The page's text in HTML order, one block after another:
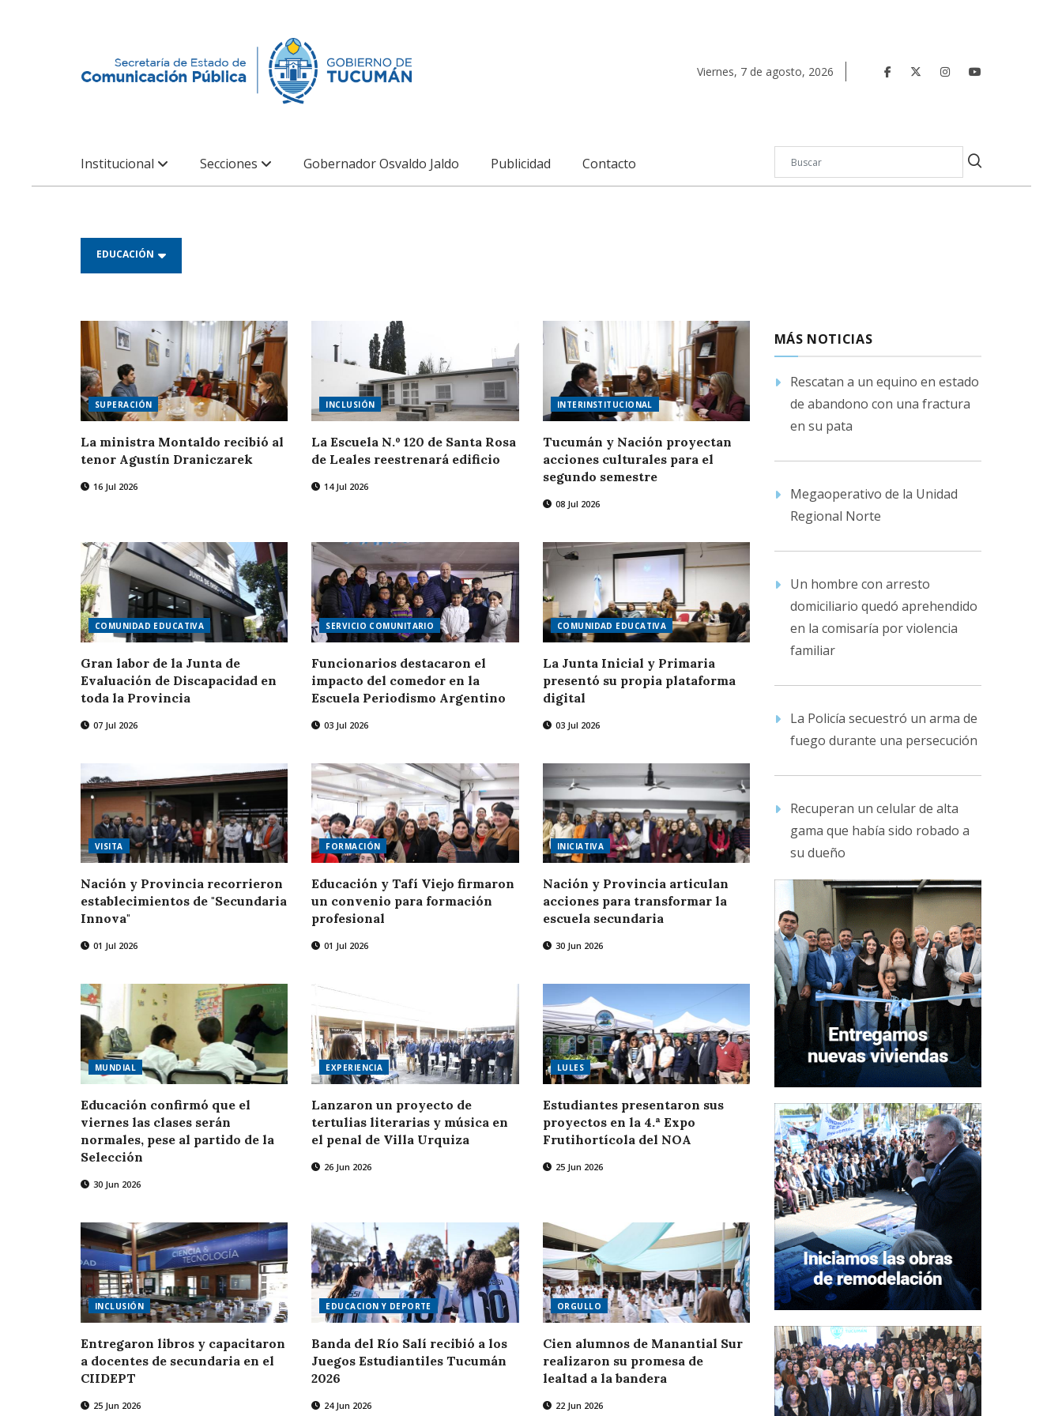
Viernes, 7 de agosto, 2026
Institucional Secciones Gobernador Osvaldo Jaldo Publicidad Contacto
EDUCACIÓN
SUPERACIÓN
La ministra Montaldo recibió al
tenor Agustín Draniczarek
16 Jul 2026
INCLUSIÓN
La Escuela N.º 120 de Santa Rosa
de Leales reestrenará edificio
14 Jul 2026
INTERINSTITUCIONAL
Tucumán y Nación proyectan
acciones culturales para el
segundo semestre
08 Jul 2026
COMUNIDAD EDUCATIVA
Gran labor de la Junta de
Evaluación de Discapacidad en
toda la Provincia
07 Jul 2026
SERVICIO COMUNITARIO
Funcionarios destacaron el
impacto del comedor en la
Escuela Periodismo Argentino
03 Jul 2026
COMUNIDAD EDUCATIVA
La Junta Inicial y Primaria
presentó su propia plataforma
digital
03 Jul 2026
VISITA
Nación y Provincia recorrieron
establecimientos de "Secundaria
Innova"
01 Jul 2026
FORMACIÓN
Educación y Tafí Viejo firmaron
un convenio para formación
profesional
01 Jul 2026
INICIATIVA
Nación y Provincia articulan
acciones para transformar la
escuela secundaria
30 Jun 2026
MUNDIAL
Educación confirmó que el
viernes las clases serán
normales, pese al partido de la
Selección
30 Jun 2026
EXPERIENCIA
Lanzaron un proyecto de
tertulias literarias y música en
el penal de Villa Urquiza
26 Jun 2026
LULES
Estudiantes presentaron sus
proyectos en la 4.ª Expo
Frutihortícola del NOA
25 Jun 2026
INCLUSIÓN
Entregaron libros y capacitaron
a docentes de secundaria en el
CIIDEPT
25 Jun 2026
EDUCACION Y DEPORTE
Banda del Río Salí recibió a los
Juegos Estudiantiles Tucumán
2026
24 Jun 2026
ORGULLO
Cien alumnos de Manantial Sur
realizaron su promesa de
lealtad a la bandera
22 Jun 2026
MÁS NOTICIAS
Rescatan a un equino en estado
de abandono con una fractura
en su pata
Megaoperativo de la Unidad
Regional Norte
Un hombre con arresto
domiciliario quedó aprehendido
en la comisaría por violencia
familiar
La Policía secuestró un arma de
fuego durante una persecución
Recuperan un celular de alta
gama que había sido robado a
su dueño